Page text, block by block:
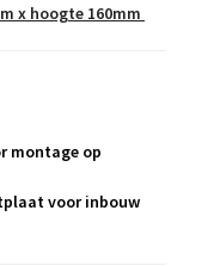
x hoogte 160mm
montage op
voor inbouw